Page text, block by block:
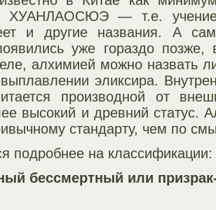
ХУАНЛАОСЮЭ — т.е.
и другие названия. А
уже гораздо
алхимией можно назвать
эликсира.
производной от
высокий и древний статус.
стандарту, чем по
подробнее на классификации:
бессмертный или